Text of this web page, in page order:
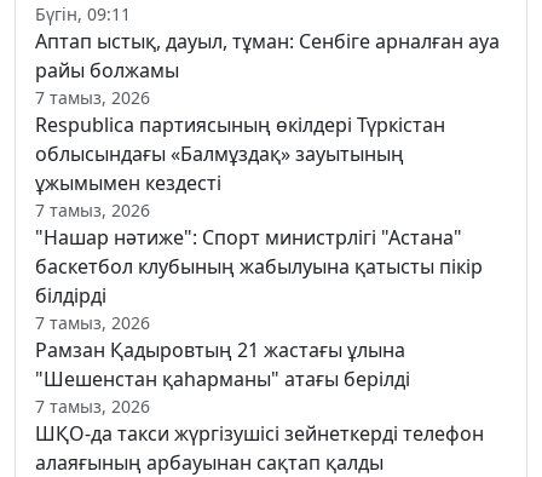
Бүгін, 09:11
Аптап ыстық, дауыл, тұман: Сенбіге арналған ауа
райы болжамы
7 тамыз, 2026
Respublica партиясының өкілдері Түркістан
облысындағы «Балмұздақ» зауытының
ұжымымен кездесті
7 тамыз, 2026
"Нашар нәтиже": Спорт министрлігі "Астана"
баскетбол клубының жабылуына қатысты пікір
білдірді
7 тамыз, 2026
Рамзан Қадыровтың 21 жастағы ұлына
"Шешенстан қаһарманы" атағы берілді
7 тамыз, 2026
ШҚО-да такси жүргізушісі зейнеткерді телефон
алаяғының арбауынан сақтап қалды